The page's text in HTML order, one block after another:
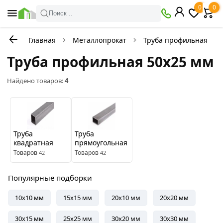
Поиск ..
0 0
Главная Металлопрокат Труба профильная
Труба профильная 50x25 мм
Найдено товаров:4
Труба
квадратная
Товаров 42
Труба
прямоугольная
Товаров 42
Популярные подборки
10x10 мм 15x15 мм 20x10 мм 20x20 мм
30x15 мм 25x25 мм 30x20 мм 30x30 мм
Фильтры
В
Со
Бренды
Северсталь